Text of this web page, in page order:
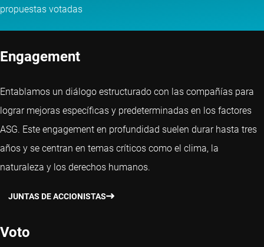
propuestas votadas
Engagement
Entablamos un diálogo estructurado con las compañías para
lograr mejoras específicas y predeterminadas en los factores
ASG. Este engagement en profundidad suelen durar hasta tres
años y se centran en temas críticos como el clima, la
naturaleza y los derechos humanos.
JUNTAS DE ACCIONISTAS
Voto